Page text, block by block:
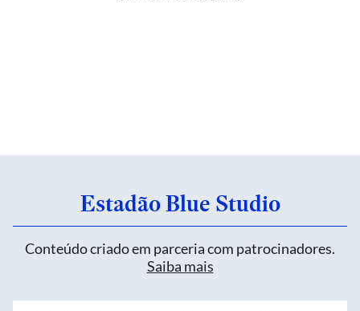
Estadão Blue Studio
Conteúdo criado em parceria com patrocinadores.
Saiba mais